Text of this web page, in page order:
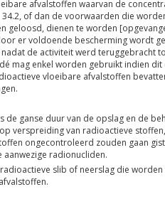
van een kerninstallatie